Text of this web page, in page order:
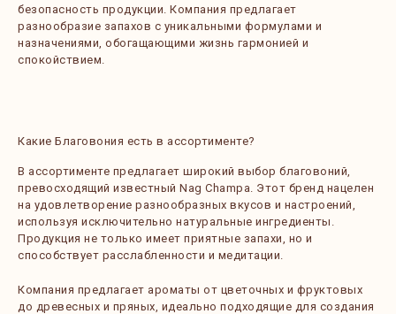
безопасность продукции. Компания предлагает
разнообразие запахов с уникальными формулами и
назначениями, обогащающими жизнь гармонией и
спокойствием.
Какие Благовония есть в ассортименте?
В ассортименте предлагает широкий выбор благовоний,
превосходящий известный Nag Champa. Этот бренд нацелен
на удовлетворение разнообразных вкусов и настроений,
используя исключительно натуральные ингредиенты.
Продукция не только имеет приятные запахи, но и
способствует расслабленности и медитации.
Компания предлагает ароматы от цветочных и фруктовых
до древесных и пряных, идеально подходящие для создания